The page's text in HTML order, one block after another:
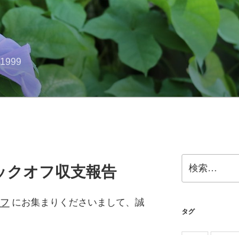
オフ収支報告
にお集まりくださいまして、誠
索:
タグ